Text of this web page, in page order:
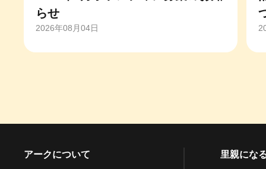
らせ
2026年08月04日
アークについて 里親にな